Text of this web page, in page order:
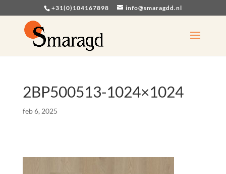
+31(0)104167898 info@smaragdd.nl
2BP500513-1024×1024
feb 6, 2025